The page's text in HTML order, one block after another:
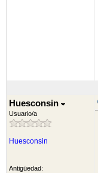
Huesconsin
Usuario/a
Huesconsin
Antigüedad: